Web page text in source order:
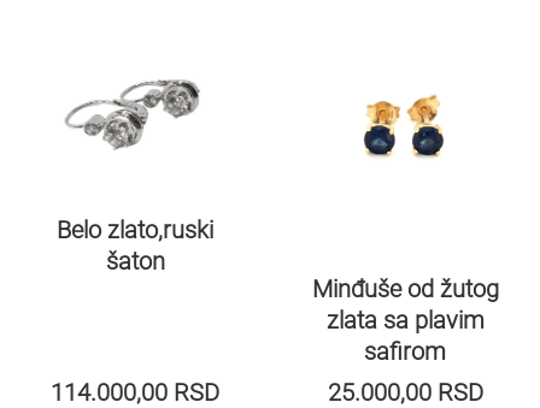
Belo zlato,ruski
šaton
114.000,00 RSD
Minđuše od žutog
zlata sa plavim
safirom
25.000,00 RSD